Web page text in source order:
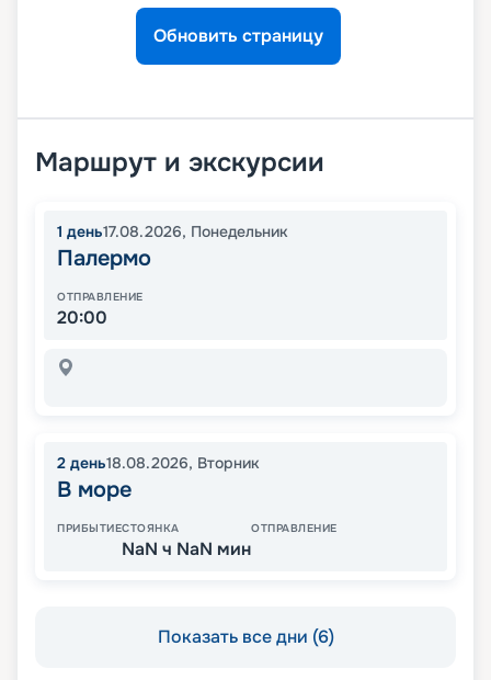
Обновить страницу
Маршрут и экскурсии
1 день17.08.2026, Понедельник
Палермо
ОТПРАВЛЕНИЕ
20:00
2 день18.08.2026, Вторник
В море
ПРИБЫТИЕСТОЯНКА
NaN ч NaN мин
ОТПРАВЛЕНИЕ
Показать все дни (6)